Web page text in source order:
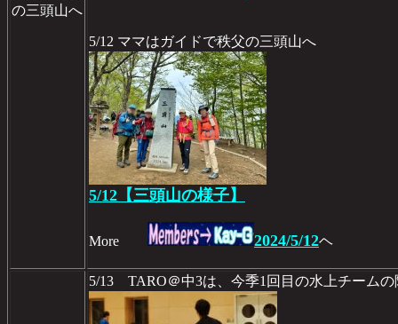
の三頭山へ
5/12 ママはガイドで秩父の三頭山へ
5/12【三頭山の様子】
More 2024/5/12ヘ
5/13 TARO＠中3は、今季1回目の水上チーム